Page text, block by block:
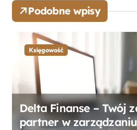
u
Podobne wpisy
Księgowość
Delta Finanse – Twój
partner w